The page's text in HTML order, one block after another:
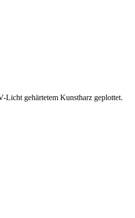
Licht gehärtetem Kunstharz geplottet.